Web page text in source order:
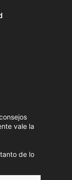
vale la
de lo